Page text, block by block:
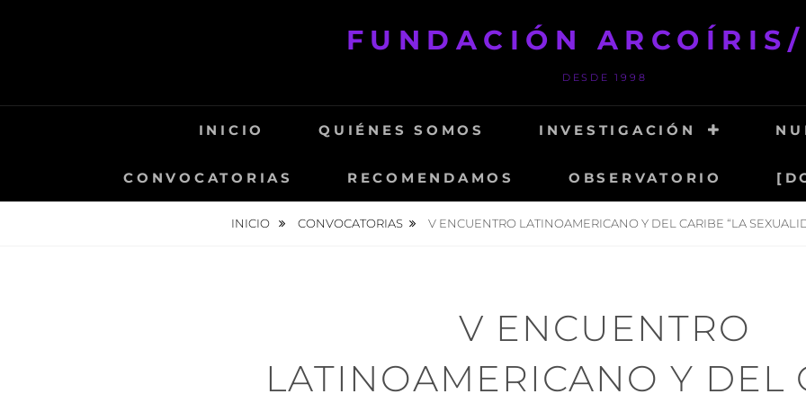
FUNDACIÓN ARCOÍRIS/
DESDE 1998
INICIO QUIÉNES SOMOS INVESTIGACIÓN
CONVOCATORIAS RECOMENDAMOS OBSERVATORIO
INICIO CONVOCATORIAS V ENCUENTRO LATINOAMERICANO Y DEL CARIBE “LA
V ENCUENTRO
LATINOAMERICANO Y DEL